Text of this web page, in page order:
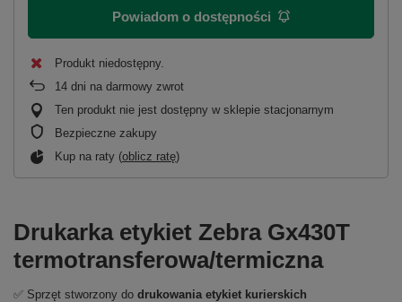
Powiadom o dostępności
Produkt niedostępny
14 dni na darmowy zwrot
Ten produkt nie jest dostępny w sklepie stacjonarnym
Bezpieczne zakupy
Kup na raty (oblicz ratę)
Drukarka etykiet Zebra Gx430T
termotransferowa/termiczna
✅ Sprzęt stworzony do drukowania etykiet kurierskich